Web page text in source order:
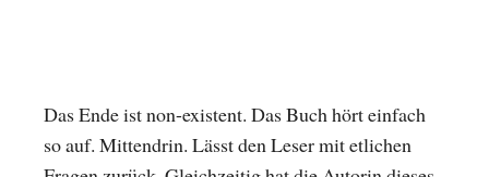
Das Ende ist non-existent. Das Buch hört einfach
so auf. Mittendrin. Lässt den Leser mit etlichen